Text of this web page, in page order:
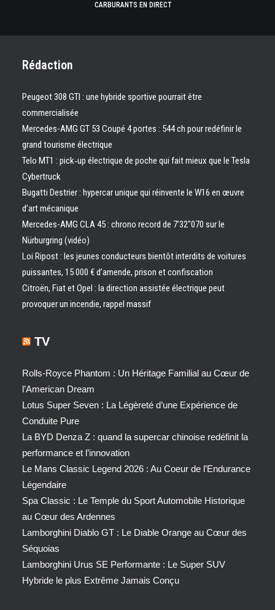
CARBURANTS EN DIRECT
Rédaction
Peugeot 308 GTI : une hybride sportive pourrait être
commercialisée
Mercedes-AMG GT 53 Coupé 4 portes : 544 ch pour redéfinir le
grand tourisme électrique
Telo MT1 : pick‑up électrique de poche qui fait mieux que le Tesla
Cybertruck
Bugatti Destrier : hypercar unique qui réinvente le W16 en œuvre
d’art mécanique
Mercedes-AMG CLA 45 : chrono record de 7’32″070 sur le
Nürburgring (vidéo)
Loi Ripost : les jeunes conducteurs bientôt interdits de voitures
puissantes, 15 000 € d’amende, prison et confiscation
Citroën, Fiat et Opel : la direction assistée électrique peut
provoquer un incendie, rappel massif
TV
Rolls-Royce Phantom : Un Héritage Familial au Cœur de
l’American Dream
Lotus Super Seven : La Légèreté d’une Expérience de
Conduite Pure
La BYD Denza Z : quand la supercar chinoise redéfinit la
performance et l’innovation
Le Mans Classic Legend 2026 : Au Coeur de l’Endurance
Légendaire
Spa Classic : Le Temple du Sport Automobile Historique
au Cœur des Ardennes
Lamborghini Diablo GT : Le Diable Orange au Cœur des
Séquoias
Lamborghini Urus SE Performante : Le Super SUV
Hybride le plus Extrême Jamais Conçu